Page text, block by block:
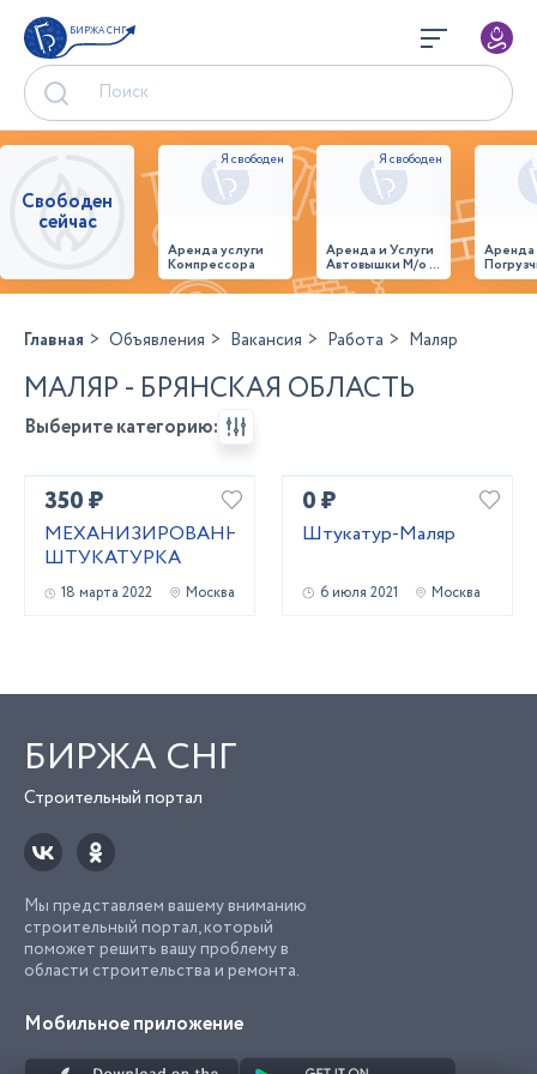
БИРЖА СНГ
Свободен
сейчас
Аренда услуги
Компрессора
Аренда и Услуги
Автовышки М/о г.
Домодедово
26,28,32 место
Главная Объявления Вакансия Работа Маляр
МАЛЯР - БРЯНСКАЯ ОБЛАСТЬ
Выберите категорию:
350 ₽
МЕХАНИЗИРОВАННАЯ
ШТУКАТУРКА
18 марта 2022 Москва
0 ₽
Штукатур-Маляр
6 июля 2021 Москва
БИРЖА СНГ
Строительный портал
Мы представляем вашему вниманию
строительный портал, который
поможет решить вашу проблему в
области строительства и ремонта.
Мобильное приложение